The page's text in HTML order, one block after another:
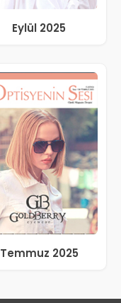
Eylül 2025
Temmuz 2025